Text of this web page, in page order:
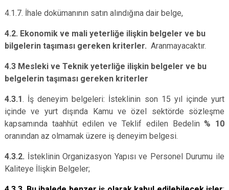
4.1.7. İhale dokümanının satın alındığına dair belge,
4.2. Ekonomik ve mali yeterliğe ilişkin belgeler ve bu
bilgelerin taşıması gereken kriterler. Aranmayacaktır.
4.3 Mesleki ve Teknik yeterliğe ilişkin belgeler ve bu
belgelerin taşıması gereken kriterler
4.3.1. İş deneyim belgeleri: İsteklinin son 15 yıl içinde yurt
içinde ve yurt dışında Kamu ve özel sektörde sözleşme
kapsamında taahhüt edilen ve Teklif edilen Bedelin % 10
oranından az olmamak üzere iş deneyim belgesi.
4.3.2. İsteklinin Organizasyon Yapısı ve Personel Durumu ile
Kaliteye İlişkin Belgeler;